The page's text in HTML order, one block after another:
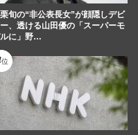
旬の“非公表長女”が顔隠しデビ
ー、透ける山田優の「スーパーモ
に」野…